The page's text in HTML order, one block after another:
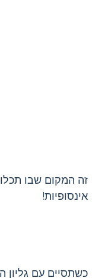
זה המקום שבו
אינסופיות!
כשתסיים עם